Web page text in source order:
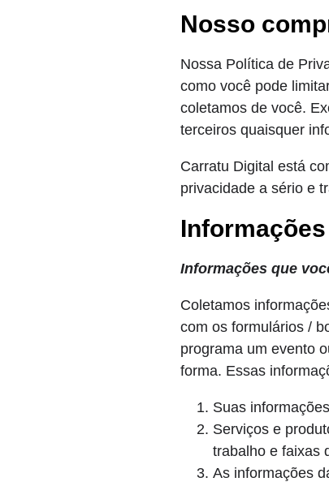
Nosso
Nossa Política de
como você pode
coletamos de você.
terceiros quaisquer
Carratu Digital está
privacidade a sério e
Informações que
Coletamos
com os formulários /
programa um evento
forma. Essas
Suas
Serviços e
trabalho e faixas
As informações